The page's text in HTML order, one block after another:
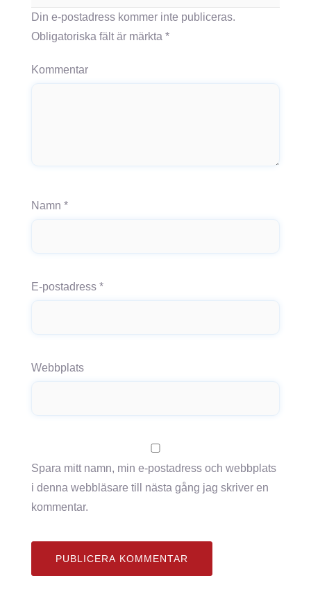
Din e-postadress kommer inte publiceras.
Obligatoriska fält är märkta *
Kommentar
Namn *
E-postadress *
Webbplats
Spara mitt namn, min e-postadress och webbplats
i denna webbläsare till nästa gång jag skriver en
kommentar.